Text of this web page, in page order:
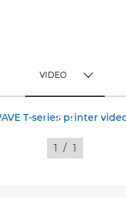
VIDEO
VIDEO
FOTOGRAFIJE
1 / 1